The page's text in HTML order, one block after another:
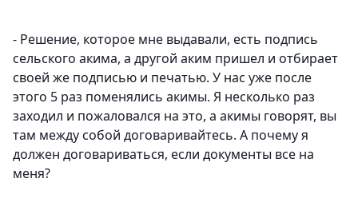
- Решение, которое мне выдавали, есть подпись
сельского акима, а другой аким пришел и отбирает
своей же подписью и печатью. У нас уже после
этого 5 раз поменялись акимы. Я несколько раз
заходил и пожаловался на это, а акимы говорят, вы
там между собой договаривайтесь. А почему я
должен договариваться, если документы все на
меня?